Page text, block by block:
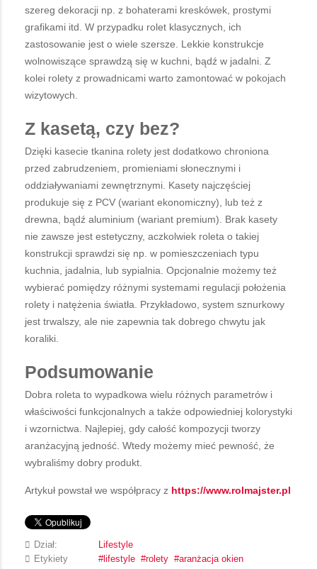
szereg dekoracji np. z bohaterami kreskówek, prostymi
grafikami itd. W przypadku rolet klasycznych, ich
zastosowanie jest o wiele szersze. Lekkie konstrukcje
wolnowiszące sprawdzą się w kuchni, bądź w jadalni. Z
kolei rolety z prowadnicami warto zamontować w pokojach
wizytowych.
Z kasetą, czy bez?
Dzięki kasecie tkanina rolety jest dodatkowo chroniona
przed zabrudzeniem, promieniami słonecznymi i
oddziaływaniami zewnętrznymi. Kasety najczęściej
produkuje się z PCV (wariant ekonomiczny), lub też z
drewna, bądź aluminium (wariant premium). Brak kasety
nie zawsze jest estetyczny, aczkolwiek roleta o takiej
konstrukcji sprawdzi się np. w pomieszczeniach typu
kuchnia, jadalnia, lub sypialnia. Opcjonalnie możemy też
wybierać pomiędzy różnymi systemami regulacji położenia
rolety i natężenia światła. Przykładowo, system sznurkowy
jest trwalszy, ale nie zapewnia tak dobrego chwytu jak
koraliki.
Podsumowanie
Dobra roleta to wypadkowa wielu różnych parametrów i
właściwości funkcjonalnych a także odpowiedniej kolorystyki
i wzornictwa. Najlepiej, gdy całość kompozycji tworzy
aranżacyjną jedność. Wtedy możemy mieć pewność, że
wybraliśmy dobry produkt.
Artykuł powstał we współpracy z https://www.rolmajster.pl
Dział:
Lifestyle
Etykiety
lifestyle rolety aranżacja okien